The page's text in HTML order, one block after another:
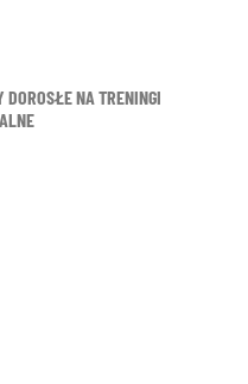
NA TRENINGI